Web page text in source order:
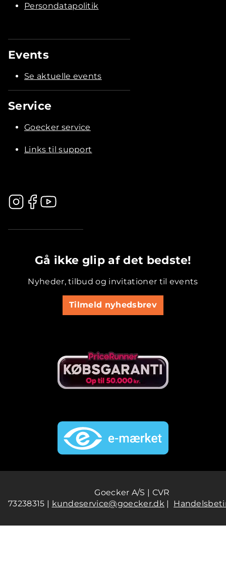
Persondatapolitik
Events
Se aktuelle events
Service
Goecker service
Links til support
Gå ikke glip af det bedste!
Nyheder, tilbud og invitationer til events
Tilmeld nyhedsbrev
Goecker A/S | CVR
73238315 | kundeservice@goecker.dk|